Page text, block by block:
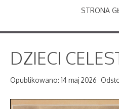
STRONA
DZIECI
Opublikowano: 14 maj 2026